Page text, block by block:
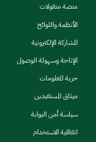
منصة منقولات
الأنظمة واللوائح
المشاركة الإلكترونية
الإتاحة وسهولة الوصول
حرية المعلومات
ميثاق المستفيدين
سياسة أمن البوابة
اتفاقية الاستخدام